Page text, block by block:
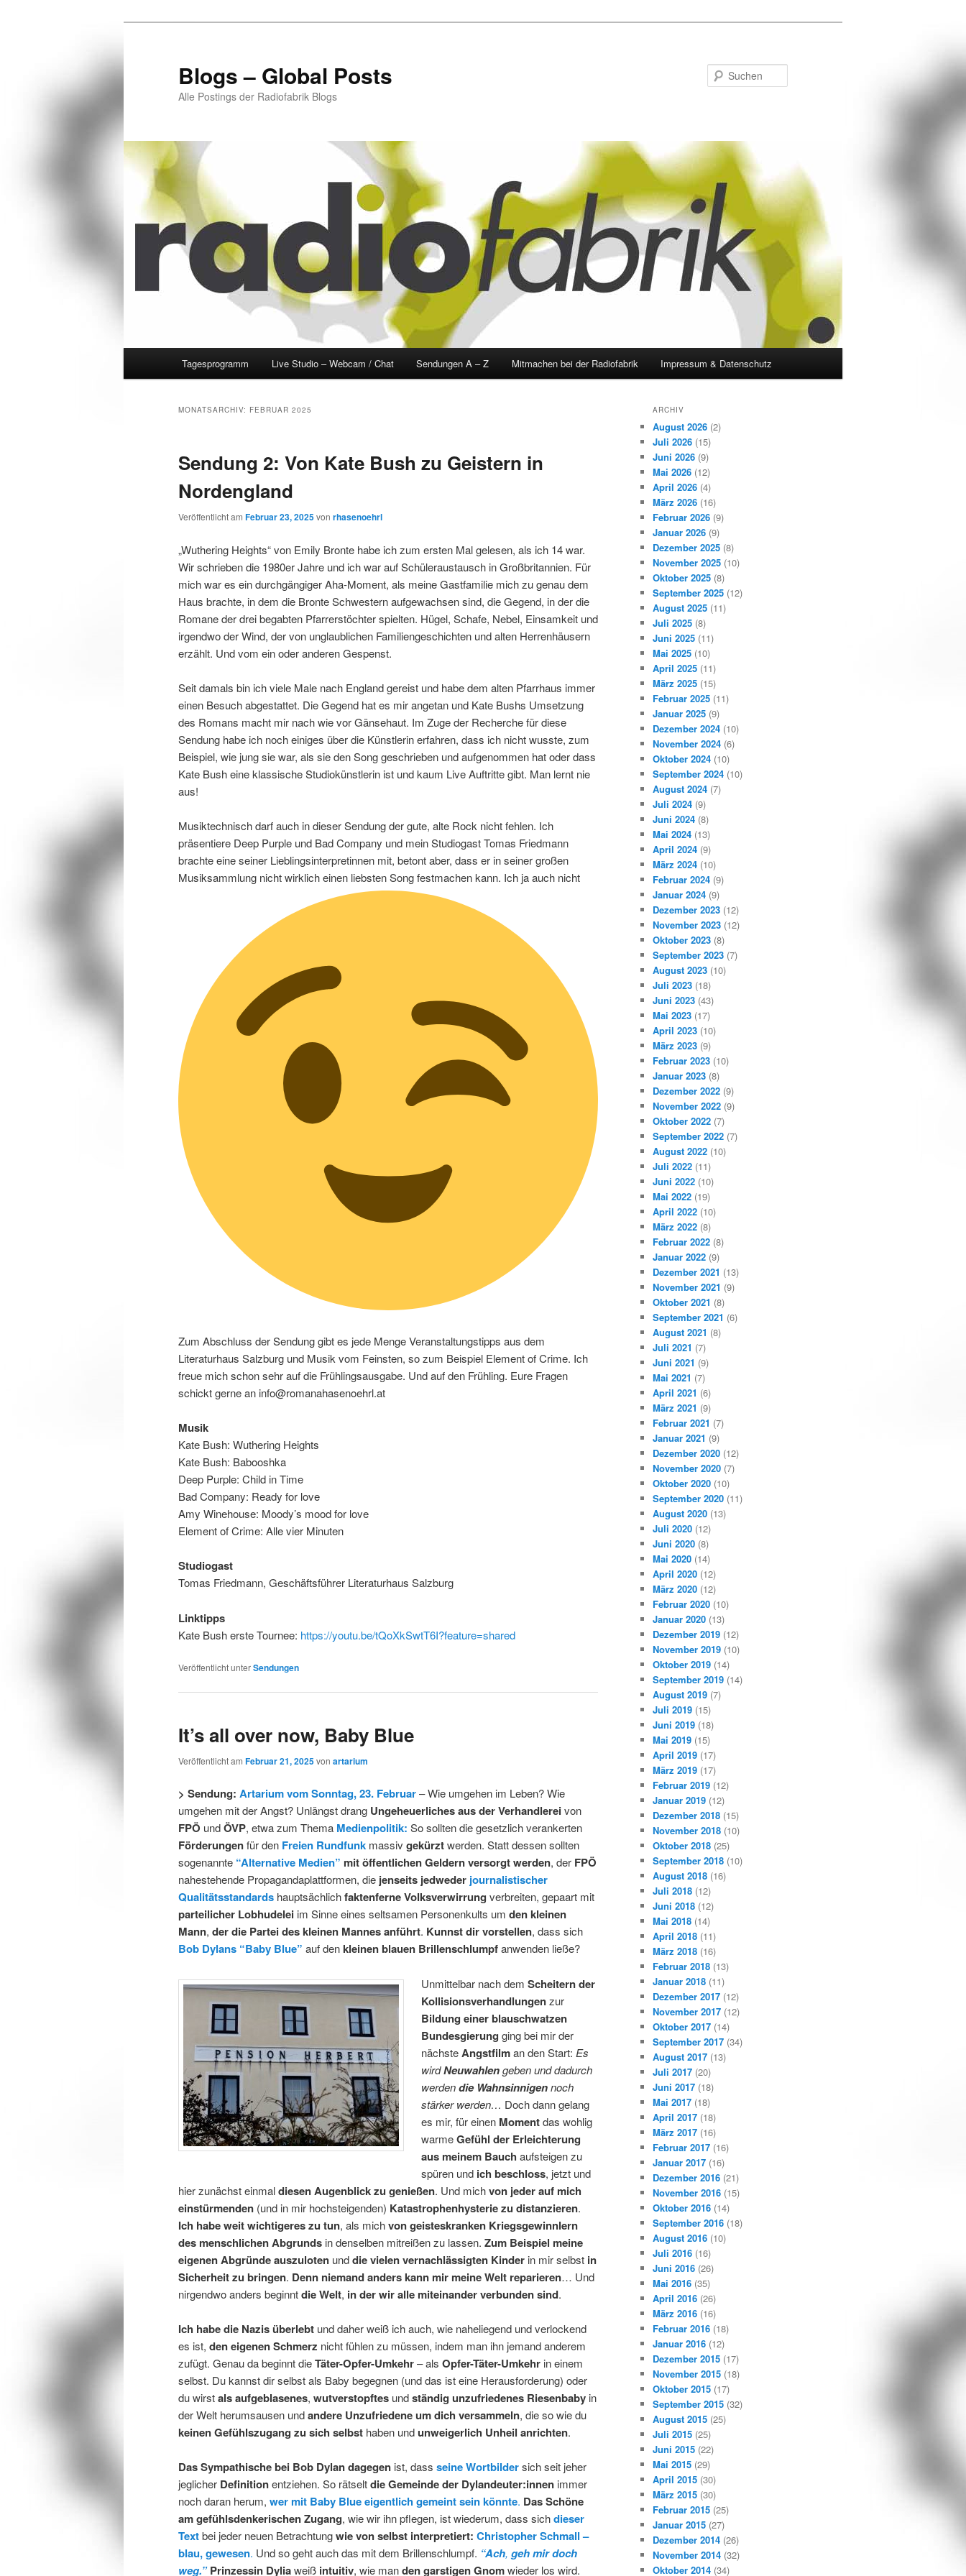
Blogs – Global Posts
Alle Postings der Radiofabrik Blogs
Tagesprogramm Live Studio – Webcam / Chat Sendungen A – Z Mitmachen bei der Radiofabrik Impressum & Datenschutz
MONATSARCHIV: FEBRUAR 2025
Sendung 2: Von Kate Bush zu Geistern in
Nordengland
Veröffentlicht am Februar 23, 2025von rhasenoehrl
„Wuthering Heights“ von Emily Bronte habe ich zum ersten Mal gelesen, als ich 14 war.
Wir schrieben die 1980er Jahre und ich war auf Schüleraustausch in Großbritannien. Für
mich war es ein durchgängiger Aha-Moment, als meine Gastfamilie mich zu genau dem
Haus brachte, in dem die Bronte Schwestern aufgewachsen sind, die Gegend, in der die
Romane der drei begabten Pfarrerstöchter spielten. Hügel, Schafe, Nebel, Einsamkeit und
irgendwo der Wind, der von unglaublichen Familiengeschichten und alten Herrenhäusern
erzählt. Und vom ein oder anderen Gespenst.
Seit damals bin ich viele Male nach England gereist und habe dem alten Pfarrhaus immer
einen Besuch abgestattet. Die Gegend hat es mir angetan und Kate Bushs Umsetzung
des Romans macht mir nach wie vor Gänsehaut. Im Zuge der Recherche für diese
Sendung habe ich noch einiges über die Künstlerin erfahren, dass ich nicht wusste, zum
Beispiel, wie jung sie war, als sie den Song geschrieben und aufgenommen hat oder dass
Kate Bush eine klassische Studiokünstlerin ist und kaum Live Auftritte gibt. Man lernt nie
aus!
Musiktechnisch darf auch in dieser Sendung der gute, alte Rock nicht fehlen. Ich
präsentiere Deep Purple und Bad Company und mein Studiogast Tomas Friedmann
brachte eine seiner Lieblingsinterpretinnen mit, betont aber, dass er in seiner großen
Musiksammlung nicht wirklich einen liebsten Song festmachen kann. Ich ja auch nicht
Zum Abschluss der Sendung gibt es jede Menge Veranstaltungstipps aus dem
Literaturhaus Salzburg und Musik vom Feinsten, so zum Beispiel Element of Crime. Ich
freue mich schon sehr auf die Frühlingsausgabe. Und auf den Frühling. Eure Fragen
schickt gerne an info@romanahasenoehrl.at
Musik
Kate Bush: Wuthering Heights
Kate Bush: Babooshka
Deep Purple: Child in Time
Bad Company: Ready for love
Amy Winehouse: Moody’s mood for love
Element of Crime: Alle vier Minuten
Studiogast
Tomas Friedmann, Geschäftsführer Literaturhaus Salzburg
Linktipps
Kate Bush erste Tournee: https://youtu.be/tQoXkSwtT6I?feature=shared
Veröffentlicht unterSendungen
It’s all over now, Baby Blue
Veröffentlicht am Februar 21, 2025von artarium
> Sendung: Artarium vom Sonntag, 23. Februar– Wie umgehen im Leben? Wie
umgehen mit der Angst? Unlängst drang Ungeheuerliches aus der Verhandlereivon
FPÖ undÖVP, etwa zum Thema Medienpolitik: So sollten die gesetzlich verankerten
Förderungenfür den Freien Rundfunk massiv gekürztwerden. Statt dessen sollten
sogenannte “Alternative Medien” mit öffentlichen Geldern versorgt werden, der FPÖ
nahestehende Propagandaplattformen, die jenseits jedweder journalistischer
Qualitätsstandards hauptsächlichfaktenferne Volksverwirrung verbreiten, gepaart mit
parteilicher Lobhudelei im Sinne eines seltsamen Personenkults um den kleinen
Mann, der die Partei des kleinen Mannes anführt. Kunnst dir vorstellen, dass sich
Bob Dylans “Baby Blue” auf denkleinen blauen Brillenschlumpfanwenden ließe?
Unmittelbar nach demScheitern der
Kollisionsverhandlungenzur
Bildung einer blauschwatzen
Bundesgierung ging bei mir der
nächste Angstfilman den Start: Es
wirdNeuwahlengeben und dadurch
werdendie Wahnsinnigennoch
stärker werden… Doch dann gelang
es mir, für einen Momentdas wohlig
warmeGefühl der Erleichterung
aus meinem Bauch aufsteigen zu
spüren und ich beschloss, jetzt und
hier zunächst einmaldiesen Augenblick zu genießen. Und michvon jeder auf mich
einstürmenden (und in mir hochsteigenden) Katastrophenhysterie zu distanzieren.
Ich habe weit wichtigeres zu tun, als michvon geisteskranken Kriegsgewinnlern
des menschlichen Abgrunds in denselben mitreißen zu lassen. Zum Beispiel meine
eigenen Abgründe auszuloten unddie vielen vernachlässigten Kinder in mir selbst in
Sicherheit zu bringen. Denn niemand anders kann mir meine Welt reparieren… Und
nirgendwo anders beginntdie Welt, in der wir alle miteinander verbunden sind.
Ich habe die Nazis überlebt und daher weiß ich auch, wie naheliegend und verlockend
es ist, den eigenen Schmerz nicht fühlen zu müssen, indem man ihn jemand anderem
zufügt. Genau da beginnt dieTäter-Opfer-Umkehr– als Opfer-Täter-Umkehr in einem
selbst. Du kannst dir selbst als Baby begegnen (und das ist eine Herausforderung) oder
du wirstals aufgeblasenes, wutverstopftes undständig unzufriedenes Riesenbaby in
der Welt herumsausen undandere Unzufriedene um dich versammeln, die so wie du
keinen Gefühlszugang zu sich selbst haben undunweigerlich Unheil anrichten.
Das Sympathische bei Bob Dylan dagegen ist, dass seine Wortbildersich seit jeher
jeglicher Definitionentziehen. So rätseltdie Gemeinde der Dylandeuter:innen immer
noch daran herum, wer mit Baby Blue eigentlich gemeint sein könnte. Das Schöne
am gefühlsdenkerischen Zugang, wie wir ihn pflegen, ist wiederum, dass sichdieser
Textbei jeder neuen Betrachtungwie von selbst interpretiert: Christopher Schmall –
blau, gewesen. Und so geht auch das mit dem Brillenschlumpf. “Ach, geh mir doch
weg.” Prinzessin Dyliaweiß intuitiv, wie manden garstigen Gnomwieder los wird.
ARCHIV
August 2026 (2)
Juli 2026 (15)
Juni 2026 (9)
Mai 2026 (12)
April 2026 (4)
März 2026 (16)
Februar 2026 (9)
Januar 2026 (9)
Dezember 2025 (8)
November 2025 (10)
Oktober 2025 (8)
September 2025 (12)
August 2025 (11)
Juli 2025 (8)
Juni 2025 (11)
Mai 2025 (10)
April 2025 (11)
März 2025 (15)
Februar 2025 (11)
Januar 2025 (9)
Dezember 2024 (10)
November 2024 (6)
Oktober 2024 (10)
September 2024 (10)
August 2024 (7)
Juli 2024 (9)
Juni 2024 (8)
Mai 2024 (13)
April 2024 (9)
März 2024 (10)
Februar 2024 (9)
Januar 2024 (9)
Dezember 2023 (12)
November 2023 (12)
Oktober 2023 (8)
September 2023 (7)
August 2023 (10)
Juli 2023 (18)
Juni 2023 (43)
Mai 2023 (17)
April 2023 (10)
März 2023 (9)
Februar 2023 (10)
Januar 2023 (8)
Dezember 2022 (9)
November 2022 (9)
Oktober 2022 (7)
September 2022 (7)
August 2022 (10)
Juli 2022 (11)
Juni 2022 (10)
Mai 2022 (19)
April 2022 (10)
März 2022 (8)
Februar 2022 (8)
Januar 2022 (9)
Dezember 2021 (13)
November 2021 (9)
Oktober 2021 (8)
September 2021 (6)
August 2021 (8)
Juli 2021 (7)
Juni 2021 (9)
Mai 2021 (7)
April 2021 (6)
März 2021 (9)
Februar 2021 (7)
Januar 2021 (9)
Dezember 2020 (12)
November 2020 (7)
Oktober 2020 (10)
September 2020 (11)
August 2020 (13)
Juli 2020 (12)
Juni 2020 (8)
Mai 2020 (14)
April 2020 (12)
März 2020 (12)
Februar 2020 (10)
Januar 2020 (13)
Dezember 2019 (12)
November 2019 (10)
Oktober 2019 (14)
September 2019 (14)
August 2019 (7)
Juli 2019 (15)
Juni 2019 (18)
Mai 2019 (15)
April 2019 (17)
März 2019 (17)
Februar 2019 (12)
Januar 2019 (12)
Dezember 2018 (15)
November 2018 (10)
Oktober 2018 (25)
September 2018 (10)
August 2018 (16)
Juli 2018 (12)
Juni 2018 (12)
Mai 2018 (14)
April 2018 (11)
März 2018 (16)
Februar 2018 (13)
Januar 2018 (11)
Dezember 2017 (12)
November 2017 (12)
Oktober 2017 (14)
September 2017 (34)
August 2017 (13)
Juli 2017 (20)
Juni 2017 (18)
Mai 2017 (18)
April 2017 (18)
März 2017 (16)
Februar 2017 (16)
Januar 2017 (16)
Dezember 2016 (21)
November 2016 (15)
Oktober 2016 (14)
September 2016 (18)
August 2016 (10)
Juli 2016 (16)
Juni 2016 (26)
Mai 2016 (35)
April 2016 (26)
März 2016 (16)
Februar 2016 (18)
Januar 2016 (12)
Dezember 2015 (17)
November 2015 (18)
Oktober 2015 (17)
September 2015 (32)
August 2015 (25)
Juli 2015 (25)
Juni 2015 (22)
Mai 2015 (29)
April 2015 (30)
März 2015 (30)
Februar 2015 (25)
Januar 2015 (27)
Dezember 2014 (26)
November 2014 (32)
Oktober 2014 (34)